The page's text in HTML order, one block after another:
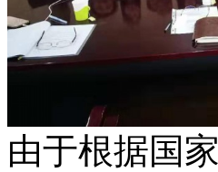
由于根据国